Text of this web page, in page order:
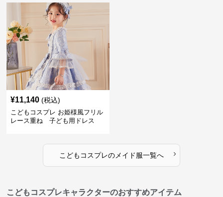
¥11,140 (税込)
こどもコスプレ お姫様風フリル
レース重ね 子ども用ドレス
こどもコスプレのメイド服一覧へ ›
こどもコスプレキャラクターのおすすめアイテム